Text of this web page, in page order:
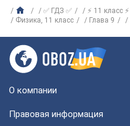
✅ ГДЗ ✅ ⚡ 11 класс ⚡
Физика, 11 класс
Глава 9
О компании
Правовая информация